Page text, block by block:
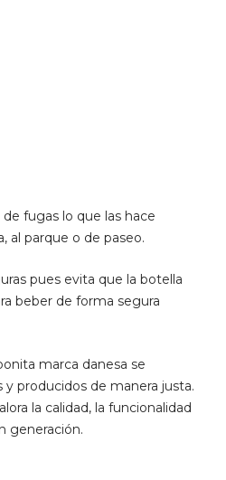
fugas lo que las hace
al parque o de paseo.
pues evita que la botella
beber de forma segura
marca danesa se
producidos de manera justa.
la calidad, la funcionalidad
generación.